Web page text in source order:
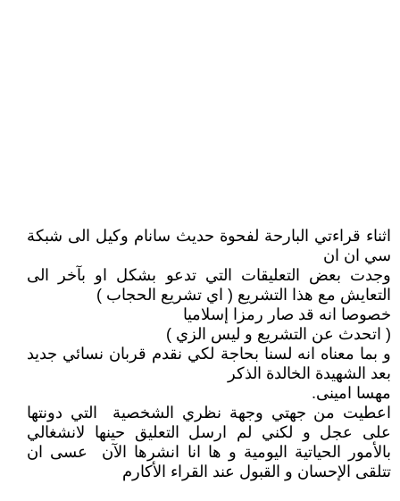
اثناء قراءتي البارحة لفحوة حديث سانام وكيل الى شبكة
سي ان ان
وجدت بعض التعليقات التي تدعو بشكل او بآخر الى
التعايش مع هذا التشريع ( اي تشريع الحجاب )
خصوصا انه قد صار رمزا إسلاميا
( اتحدث عن التشريع و ليس الزي )
و بما معناه انه لسنا بحاجة لكي نقدم قربان نسائي جديد
بعد الشهيدة الخالدة الذكر
مهسا امینی.
اعطيت من جهتي وجهة نظري الشخصية التي دونتها
على عجل و لكني لم ارسل التعليق حينها لانشغالي
بالأمور الحياتية اليومية و ها انا انشرها الآن عسى ان
تتلقى الإحسان و القبول عند القراء الأكارم